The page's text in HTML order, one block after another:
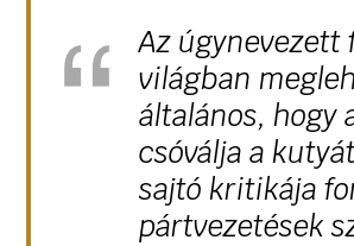
Az úgynevezett
világban
általános, hogy
csóválja a
sajtó kritikája
pártvezetések